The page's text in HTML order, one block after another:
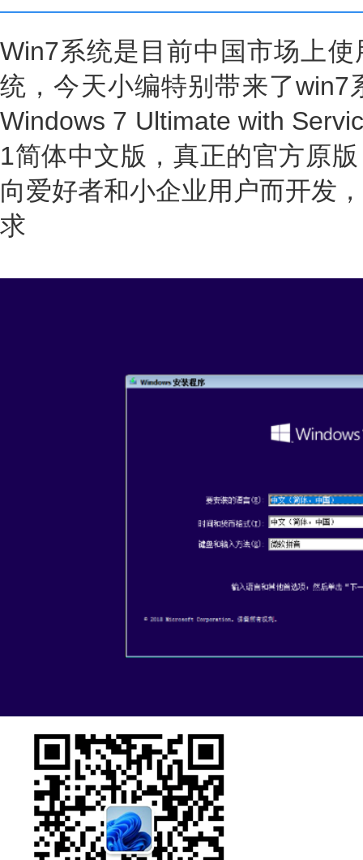
Win7系统是目前中国市场上
统，今天小编特别带来了win7
Windows 7 Ultimate with
1简体中文版，真正的官方原
向爱好者和小企业用户而开发
求